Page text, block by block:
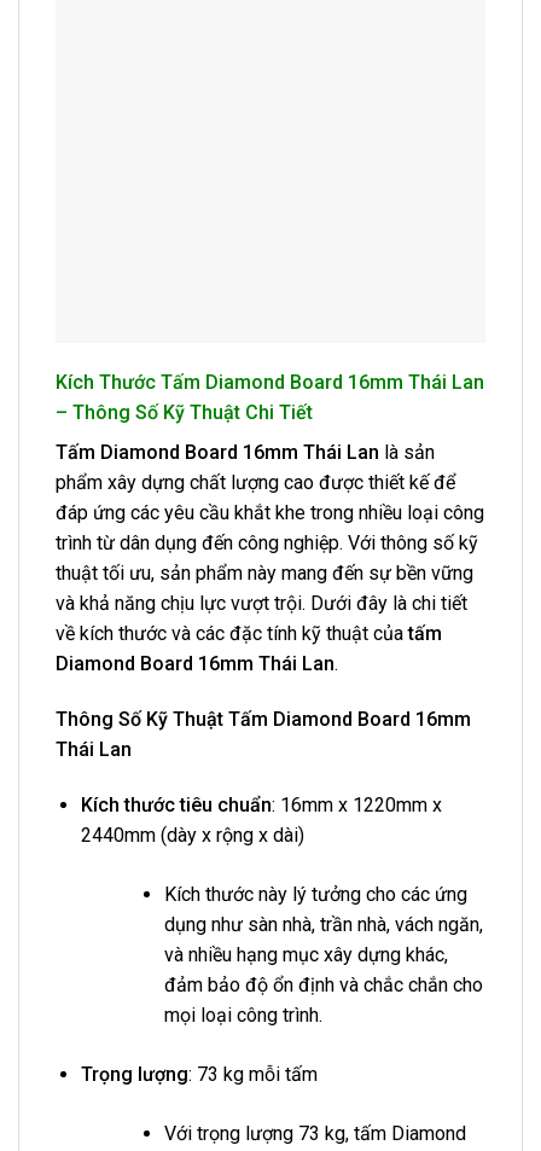
Kích Thước Tấm Diamond Board 16mm Thái Lan
– Thông Số Kỹ Thuật Chi Tiết
Tấm Diamond Board 16mm Thái Lan là sản
phẩm xây dựng chất lượng cao được thiết kế để
đáp ứng các yêu cầu khắt khe trong nhiều loại công
trình từ dân dụng đến công nghiệp. Với thông số kỹ
thuật tối ưu, sản phẩm này mang đến sự bền vững
và khả năng chịu lực vượt trội. Dưới đây là chi tiết
về kích thước và các đặc tính kỹ thuật củatấm
Diamond Board 16mm Thái Lan.
Thông Số Kỹ Thuật Tấm Diamond Board 16mm
Thái Lan
Kích thước tiêu chuẩn: 16mm x 1220mm x
2440mm (dày x rộng x dài)
Kích thước này lý tưởng cho các ứng
dụng như sàn nhà, trần nhà, vách ngăn,
và nhiều hạng mục xây dựng khác,
đảm bảo độ ổn định và chắc chắn cho
mọi loại công trình.
Trọng lượng: 73 kg mỗi tấm
Với trọng lượng 73 kg, tấm Diamond